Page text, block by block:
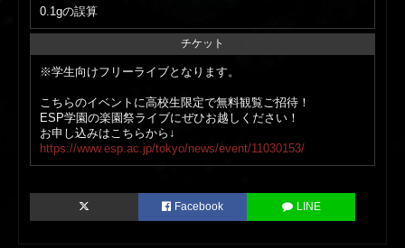
0.1gの誤算
チケット
※学生向けフリーライブとなります。
こちらのイベントに高校生限定で無料観覧ご招待！
ESP学園の楽園祭ライブにぜひお越しください！
お申し込みはこちらから↓
https://www.esp.ac.jp/tokyo/news/event/11030153/
Facebook LINE